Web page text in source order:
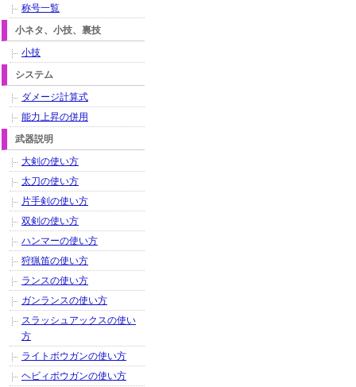
称号一覧
小ネタ、小技、裏技
小技
システム
ダメージ計算式
能力上昇の併用
武器説明
大剣の使い方
太刀の使い方
片手剣の使い方
双剣の使い方
ハンマーの使い方
狩猟笛の使い方
ランスの使い方
ガンランスの使い方
スラッシュアックスの使い
方
ライトボウガンの使い方
ヘビィボウガンの使い方